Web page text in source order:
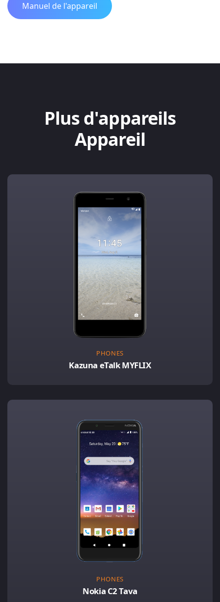
Manuel de l'appareil
Plus d'appareils
Appareil
PHONES
Kazuna eTalk MYFLIX
PHONES
Nokia C2 Tava